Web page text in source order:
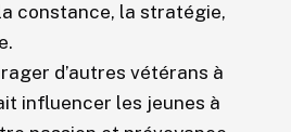
constance, la stratégie,
d’autres vétérans à
influencer les jeunes à